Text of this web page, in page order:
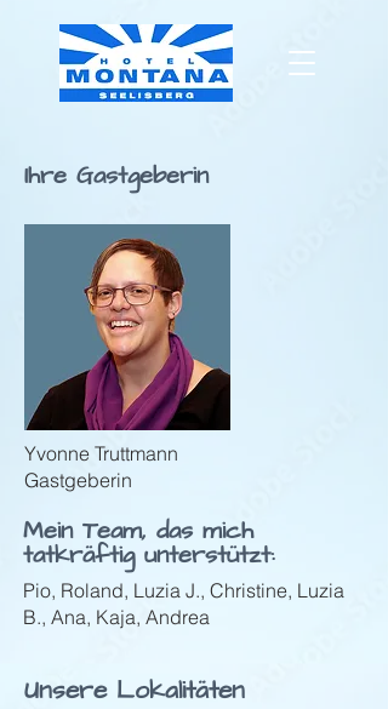
Ihre Gastgeberin
Yvonne Truttmann
Gastgeberin
Mein Team, das mich
tatkräftig unterstützt:
Pio, Roland, Luzia J., Christine, Luzia
B., Ana, Kaja, Andrea
Unsere Lokalitäten